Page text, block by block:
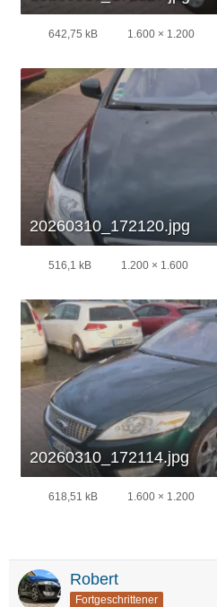
642,75 kB 1.600 × 1.200
20260310_172120.jpg
516,1 kB 1.200 × 1.600
20260310_172114.jpg
618,51 kB 1.600 × 1.200
Robert
Fortgeschrittener